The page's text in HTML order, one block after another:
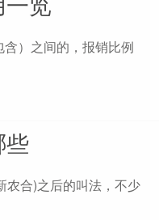
）之间的，报销比例
合)之后的叫法，不少